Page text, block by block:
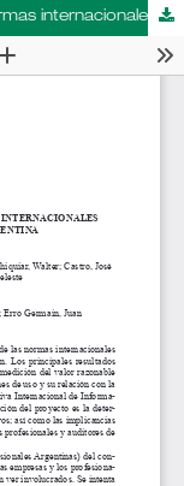
Análisis y efectos de la adopción de normas internacionales de información financiera en Argentina